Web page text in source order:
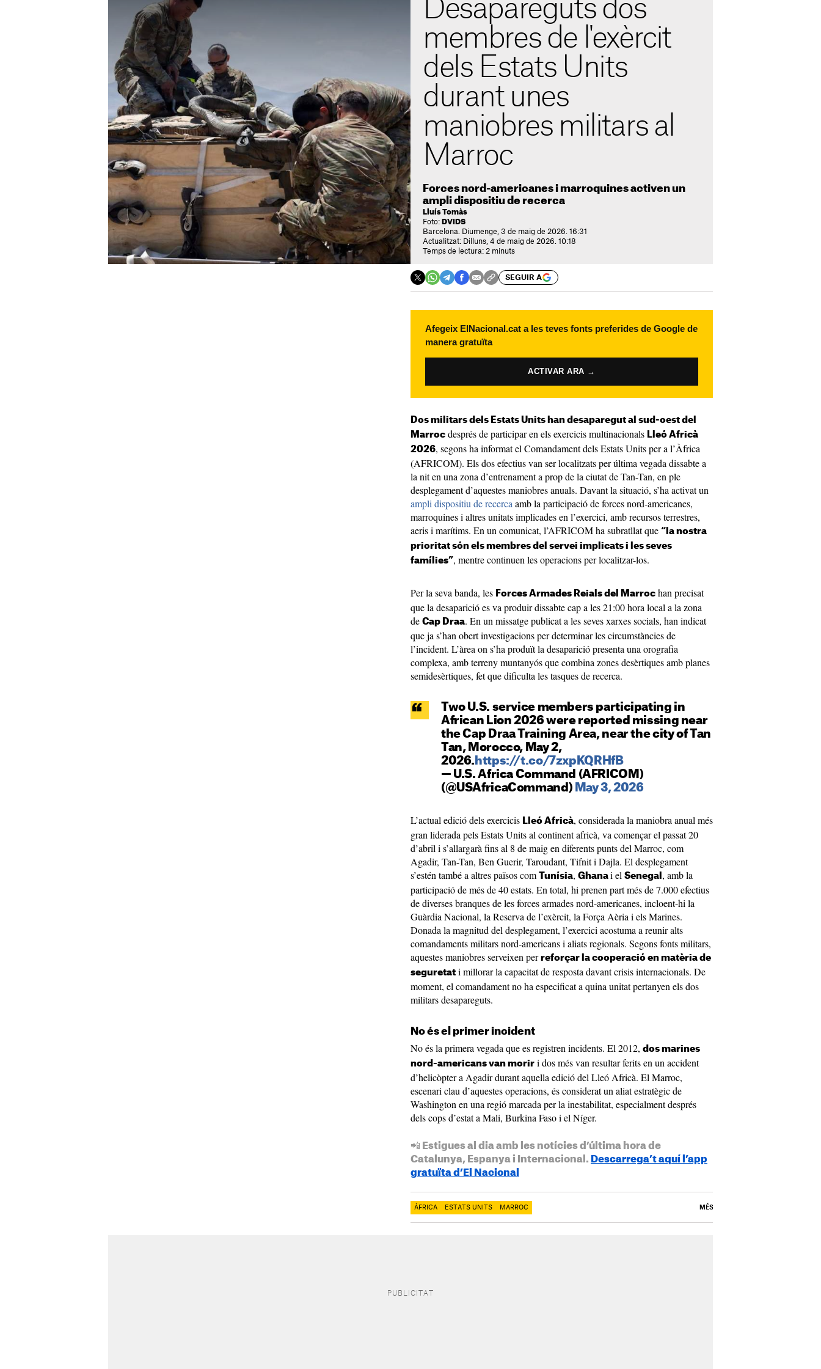
Desapareguts dos
membres de l'exèrcit
dels Estats Units
durant unes
maniobres militars al
Marroc
Forces nord-americanes i marroquines activen un
ampli dispositiu de recerca
Lluís Tomàs
Foto: DVIDS
Barcelona. Diumenge, 3 de maig de 2026. 16:31
Actualitzat: Dilluns, 4 de maig de 2026. 10:18
Temps de lectura: 2 minuts
SEGUIR A
Afegeix ElNacional.cat a les teves fonts preferides de Google de
manera gratuïta
ACTIVAR ARA →
Dos militars dels Estats Units han desaparegut al sud-oest del
Marroc després de participar en els exercicis multinacionals Lleó Africà
2026, segons ha informat el Comandament dels Estats Units per a l’Àfrica
(AFRICOM). Els dos efectius van ser localitzats per última vegada dissabte a
la nit en una zona d’entrenament a prop de la ciutat de Tan-Tan, en ple
desplegament d’aquestes maniobres anuals. Davant la situació, s’ha activat un
ampli dispositiu de recerca amb la participació de forces nord-americanes,
marroquines i altres unitats implicades en l’exercici, amb recursos terrestres,
aeris i marítims. En un comunicat, l’AFRICOM ha subratllat que “la nostra
prioritat són els membres del servei implicats i les seves
famílies”, mentre continuen les operacions per localitzar-los.
Per la seva banda, les Forces Armades Reials del Marroc han precisat
que la desaparició es va produir dissabte cap a les 21:00 hora local a la zona
de Cap Draa. En un missatge publicat a les seves xarxes socials, han indicat
que ja s’han obert investigacions per determinar les circumstàncies de
l’incident. L’àrea on s’ha produït la desaparició presenta una orografia
complexa, amb terreny muntanyós que combina zones desèrtiques amb planes
semidesèrtiques, fet que dificulta les tasques de recerca.
Two U.S. service members participating in
African Lion 2026 were reported missing near
the Cap Draa Training Area, near the city of Tan
Tan, Morocco, May 2,
2026. https://t.co/7zxpKQRHfB
— U.S. Africa Command (AFRICOM)
(@USAfricaCommand) May 3, 2026
L’actual edició dels exercicis Lleó Africà, considerada la maniobra anual més
gran liderada pels Estats Units al continent africà, va començar el passat 20
d’abril i s’allargarà fins al 8 de maig en diferents punts del Marroc, com
Agadir, Tan-Tan, Ben Guerir, Taroudant, Tifnit i Dajla. El desplegament
s’estén també a altres països com
Tunísia, Ghana i el Senegal , amb la
participació de més de 40 estats. En total, hi prenen part més de 7.000 efectius
de diverses branques de les forces armades nord-americanes, incloent-hi la
Guàrdia Nacional, la Reserva de l’exèrcit, la Força Aèria i els Marines.
Donada la magnitud del desplegament, l’exercici acostuma a reunir alts
comandaments militars nord-americans i aliats regionals. Segons fonts militars,
aquestes maniobres serveixen per reforçar la cooperació en matèria de
seguretat i millorar la capacitat de resposta davant crisis internacionals. De
moment, el comandament no ha especificat a quina unitat pertanyen els dos
militars desapareguts.
No és el primer incident
No és la primera vegada que es registren incidents. El 2012, dos marines
nord-americans van morir i dos més van resultar ferits en un accident
d’helicòpter a Agadir durant aquella edició del Lleó Africà. El Marroc,
escenari clau d’aquestes operacions, és considerat un aliat estratègic de
Washington en una regió marcada per la inestabilitat, especialment després
dels cops d’estat a Mali, Burkina Faso i el Níger.
📲 Estigues al dia amb les notícies d’última hora de
Catalunya, Espanya i Internacional. Descarrega’t aquí l’app
gratuïta d’El Nacional
ÀFRICA ESTATS UNITS MARROC MÉS